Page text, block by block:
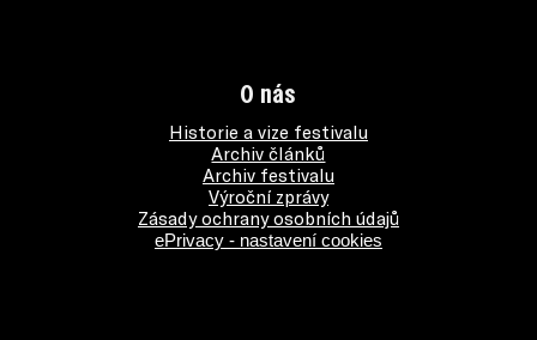
O nás
Historie a vize festivalu
Archiv článků
Archiv festivalu
Výroční zprávy
Zásady ochrany osobních údajů
ePrivacy - nastavení cookies